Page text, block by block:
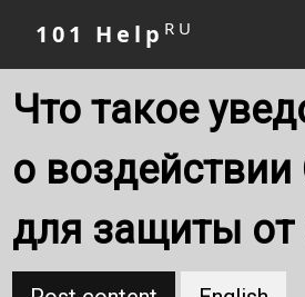
101 Help RU
Что такое
о воздействии
для защиты от